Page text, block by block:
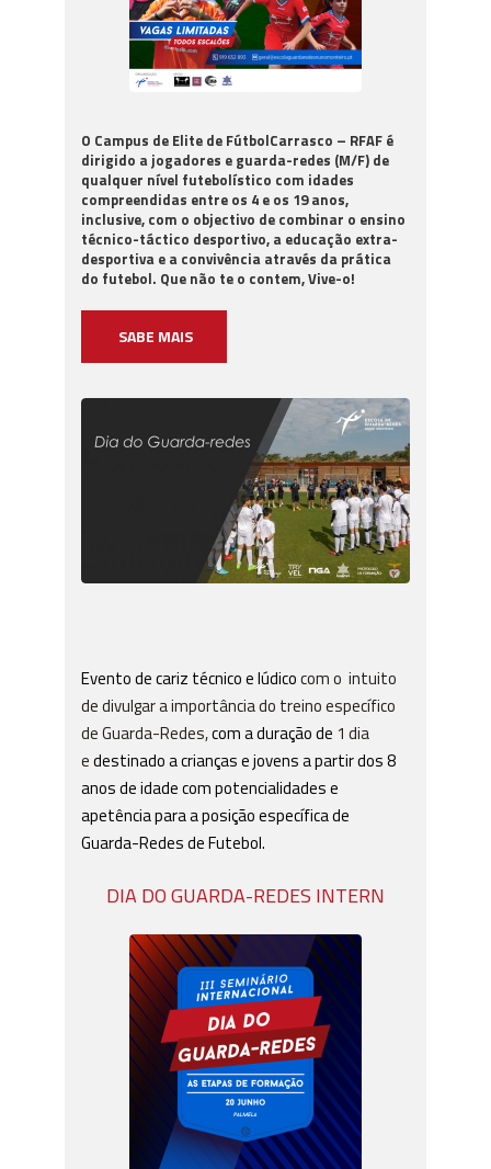
O Campus de Elite de FútbolCarrasco – RFAF é
dirigido a jogadores e guarda-redes (M/F) de
qualquer nível futebolístico com idades
compreendidas entre os 4 e os 19 anos,
inclusive, com o objectivo de combinar o ensino
técnico-táctico desportivo, a educação extra-
desportiva e a convivência através da prática
do futebol. Que não te o contem, Vive-o!
SABE MAIS
Evento de cariz técnico e lúdicocom o intuito
de divulgar a importância do treino específico
de Guarda-Redes,com a duração de 1 dia
edestinado a crianças e jovens a partir dos 8
anos de idade com potencialidades e
apetência para a posição específica de
Guarda-Redes de Futebol.
DIA DO GUARDA-REDES INTERN